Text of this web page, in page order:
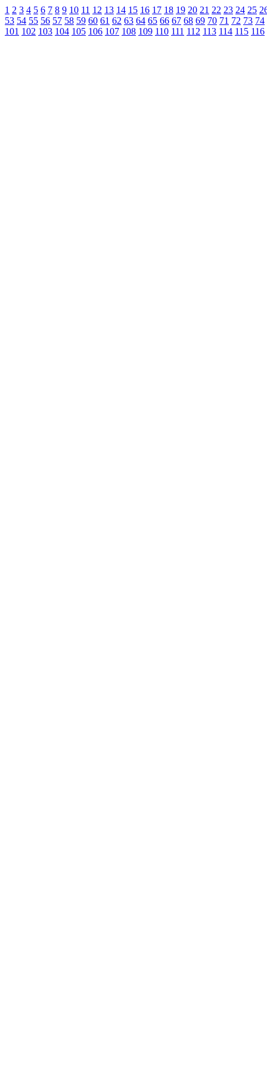
1 2 3 4 5 6 7 8 9 10 11 12 13 14 15 16 17 18 19 20 21 22 23 24 25
53 54 55 56 57 58 59 60 61 62 63 64 65 66 67 68 69 70 71 72 73 74
101 102 103 104 105 106 107 108 109 110 111 112 113 114 115 116